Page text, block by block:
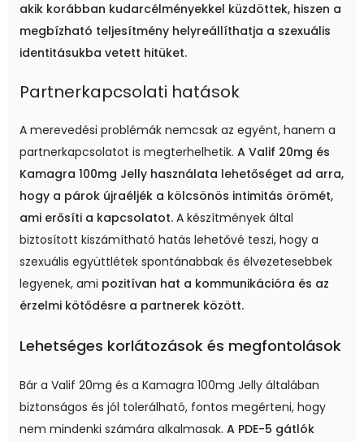
akik korábban kudarcélményekkel küzdöttek, hiszen a
megbízható teljesítmény helyreállíthatja a szexuális
identitásukba vetett hitüket.
Partnerkapcsolati hatások
A merevedési problémák nemcsak az egyént, hanem a
partnerkapcsolatot is megterhelhetik. A Valif 20mg és
Kamagra 100mg Jelly használata lehetőséget ad arra,
hogy a párok újraéljék a kölcsönös intimitás örömét,
ami erősíti a kapcsolatot. A készítmények által
biztosított kiszámítható hatás lehetővé teszi, hogy a
szexuális együttlétek spontánabbak és élvezetesebbek
legyenek, ami pozitívan hat a kommunikációra és az
érzelmi kötődésre a partnerek között.
Lehetséges korlátozások és megfontolások
Bár a Valif 20mg és a Kamagra 100mg Jelly általában
biztonságos és jól tolerálható, fontos megérteni, hogy
nem mindenki számára alkalmasak. A PDE-5 gátlók